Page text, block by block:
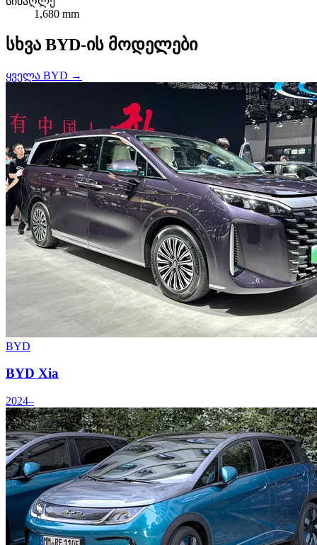
1,680 mm
სხვა BYD-ის მოდელები
ყველა BYD →
BYD
BYD Xia
2024–